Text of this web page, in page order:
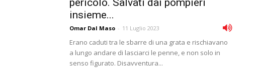
pericolo. Salvati dai pompieri
insieme...
Omar Dal Maso - 11 Luglio 2023
Erano caduti tra le sbarre di una grata e rischiavano
a lungo andare di lasciarci le penne, e non solo in
senso figurato. Disavventura...